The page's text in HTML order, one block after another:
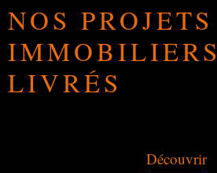
NOS PROJETS
IMMOBILIERS
LIVRÉS
Découvrir